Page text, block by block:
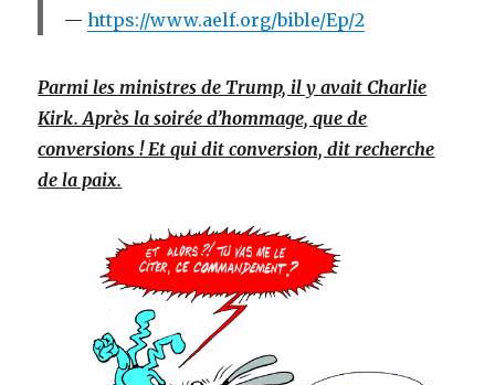
https://www.aelf.org/bible/Ep/2
Parmi les ministres de Trump, il y avait Charlie
Kirk. Après la soirée d’hommage, que de
conversions ! Et qui dit conversion, dit recherche
de la paix.